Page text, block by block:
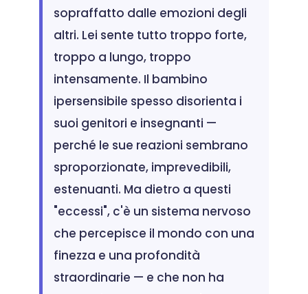
sopraffatto dalle emozioni degli
altri. Lei sente tutto troppo forte,
troppo a lungo, troppo
intensamente. Il bambino
ipersensibile spesso disorienta i
suoi genitori e insegnanti —
perché le sue reazioni sembrano
sproporzionate, imprevedibili,
estenuanti. Ma dietro a questi
"eccessi", c'è un sistema nervoso
che percepisce il mondo con una
finezza e una profondità
straordinarie — e che non ha